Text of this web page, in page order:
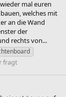
mal euren
welches mit
an die Wand
der
rechts von...
fragt